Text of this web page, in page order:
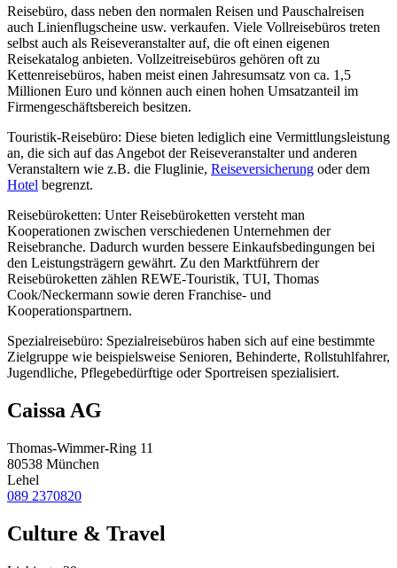
Reisebüro, dass neben den normalen Reisen und Pauschalreisen
auch Linienflugscheine usw. verkaufen. Viele Vollreisebüros treten
selbst auch als Reiseveranstalter auf, die oft einen eigenen
Reisekatalog anbieten. Vollzeitreisebüros gehören oft zu
Kettenreisebüros, haben meist einen Jahresumsatz von ca. 1,5
Millionen Euro und können auch einen hohen Umsatzanteil im
Firmengeschäftsbereich besitzen.
Touristik-Reisebüro: Diese bieten lediglich eine Vermittlungsleistung
an, die sich auf das Angebot der Reiseveranstalter und anderen
Veranstaltern wie z.B. die Fluglinie, Reiseversicherung oder dem
Hotel begrenzt.
Reisebüroketten: Unter Reisebüroketten versteht man
Kooperationen zwischen verschiedenen Unternehmen der
Reisebranche. Dadurch wurden bessere Einkaufsbedingungen bei
den Leistungsträgern gewährt. Zu den Marktführern der
Reisebüroketten zählen REWE-Touristik, TUI, Thomas
Cook/Neckermann sowie deren Franchise- und
Kooperationspartnern.
Spezialreisebüro: Spezialreisebüros haben sich auf eine bestimmte
Zielgruppe wie beispielsweise Senioren, Behinderte, Rollstuhlfahrer,
Jugendliche, Pflegebedürftige oder Sportreisen spezialisiert.
Caissa AG
Thomas-Wimmer-Ring 11
80538 München
Lehel
089 2370820
Culture & Travel